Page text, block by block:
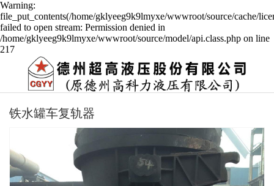
Warning:
file_put_contents(/home/gklyeeg9k9lmyxe/wwwroot/source/cache/
failed to open stream: Permission denied in
/home/gklyeeg9k9lmyxe/wwwroot/source/model/api.class.php on line
217
铁水罐车复轨器